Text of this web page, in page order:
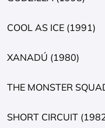
COOL AS ICE (1991)
XANADÚ (1980)
THE MONSTER
SHORT CIRCUIT